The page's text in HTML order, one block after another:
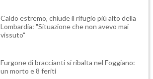
Caldo estremo, chiude il rifugio più alto della
Lombardia: "Situazione che non avevo mai
vissuto"
Furgone di braccianti si ribalta nel Foggiano:
un morto e 8 feriti